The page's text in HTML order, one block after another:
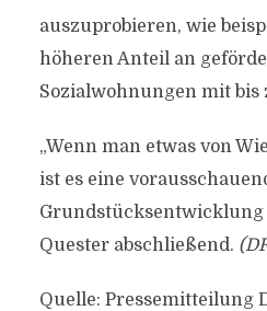
auszuprobieren, wie
höheren Anteil an
Sozialwohnungen mit bis
„Wenn man etwas von
ist es eine
Grundstücksentwicklung
Quester abschließend.
Quelle: Pressemitteilung